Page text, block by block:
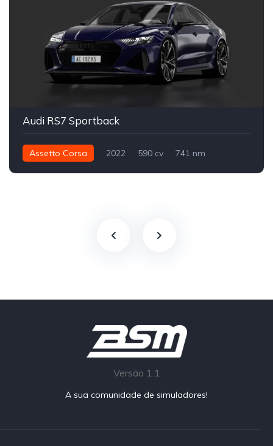
Audi RS7 Sportback
Assetto Corsa 2022 590 cv
741 nm
Versão 1.1
A sua comunidade de simuladores!